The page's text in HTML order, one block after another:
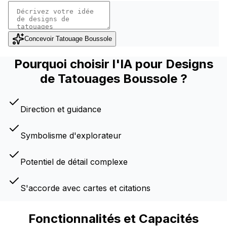
Concevoir Tatouage Boussole
Pourquoi choisir l'IA pour Designs
de Tatouages Boussole ?
Direction et guidance
Symbolisme d'explorateur
Potentiel de détail complexe
S'accorde avec cartes et citations
Fonctionnalités et Capacités